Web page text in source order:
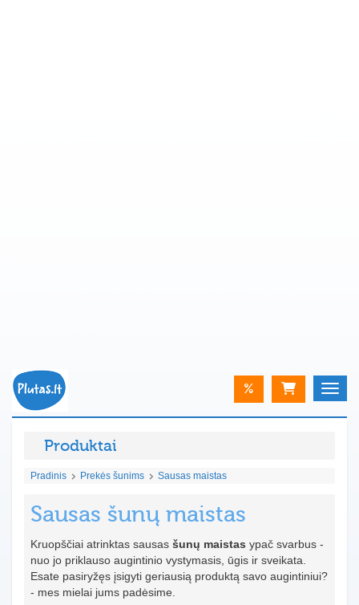
%
Produktai
Pradinis Prekės šunims Sausas maistas
Sausas šunų maistas
Kruopščiai atrinktas sausas šunų maistas ypač svarbus -
nuo jo priklauso augintinio vystymasis, ūgis ir sveikata.
Esate pasiryžęs įsigyti geriausią produktą savo augintiniui?
- mes mielai jums padėsime.